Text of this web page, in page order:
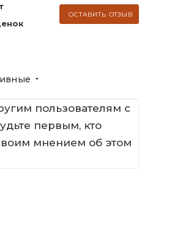
ОСТАВИТЬ ОТЗЫВ
пользователям с
первым, кто
мнением об этом